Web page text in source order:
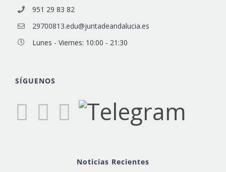
951 29 83 82
29700813.edu@juntadeandalucia.es
Lunes - Viernes: 10:00 - 21:30
SÍGUENOS
Noticias Recientes